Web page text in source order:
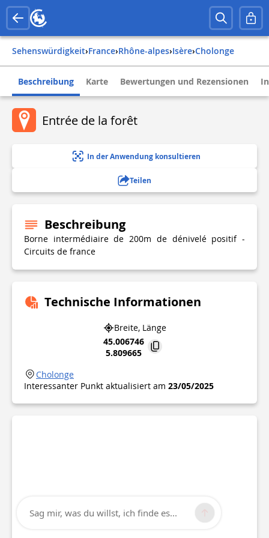
Sehenswürdigkeit› france› rhône-alpes› isère› cholonge
Beschreibung Karte Bewertungen und Rezensionen
Entrée de la forêt
In der Anwendung konsultieren
Teilen
Beschreibung
Borne intermédiaire de 200m de dénivelé positif -
Circuits de france
Technische Informationen
Breite, Länge
45.006746
5.809665
Cholonge
Interessanter Punkt aktualisiert am 23/05/2025
Sag mir, was du willst, ich finde es...